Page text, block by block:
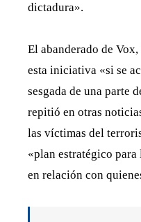
dictadura».
El abanderado de
esta iniciativa «si se
sesgada de una parte
repitió en otras
las víctimas del
«plan estratégico
en relación con